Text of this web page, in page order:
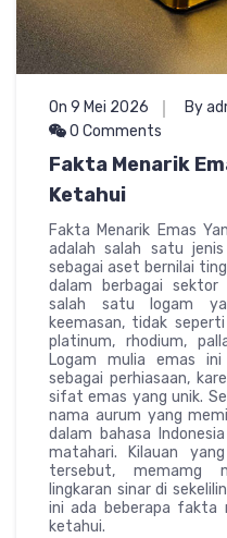
On 9 Mei 2026 By
0 Comments
Fakta Menarik
Ketahui
Fakta Menarik Emas
adalah salah satu
sebagai aset bernilai
dalam berbagai sektor
salah satu logam
keemasan, tidak
platinum, rhodium,
Logam mulia emas
sebagai perhiasaan,
sifat emas yang unik.
nama aurum yang
dalam bahasa
matahari. Kilauan
tersebut, memamg
lingkaran sinar di
ini ada beberapa fakta
ketahui.